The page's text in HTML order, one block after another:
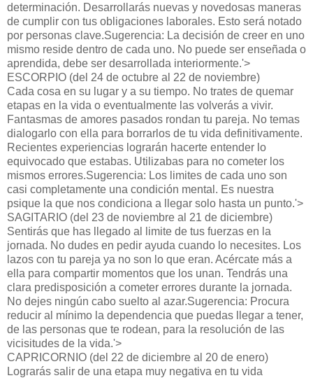
determinación. Desarrollarás nuevas y novedosas maneras
de cumplir con tus obligaciones laborales. Esto será notado
por personas clave.Sugerencia: La decisión de creer en uno
mismo reside dentro de cada uno. No puede ser enseñada o
aprendida, debe ser desarrollada interiormente.'>
ESCORPIO (del 24 de octubre al 22 de noviembre)
Cada cosa en su lugar y a su tiempo. No trates de quemar
etapas en la vida o eventualmente las volverás a vivir.
Fantasmas de amores pasados rondan tu pareja. No temas
dialogarlo con ella para borrarlos de tu vida definitivamente.
Recientes experiencias lograrán hacerte entender lo
equivocado que estabas. Utilizabas para no cometer los
mismos errores.Sugerencia: Los limites de cada uno son
casi completamente una condición mental. Es nuestra
psique la que nos condiciona a llegar solo hasta un punto.'>
SAGITARIO (del 23 de noviembre al 21 de diciembre)
Sentirás que has llegado al limite de tus fuerzas en la
jornada. No dudes en pedir ayuda cuando lo necesites. Los
lazos con tu pareja ya no son lo que eran. Acércate más a
ella para compartir momentos que los unan. Tendrás una
clara predisposición a cometer errores durante la jornada.
No dejes ningún cabo suelto al azar.Sugerencia: Procura
reducir al mínimo la dependencia que puedas llegar a tener,
de las personas que te rodean, para la resolución de las
vicisitudes de la vida.'>
CAPRICORNIO (del 22 de diciembre al 20 de enero)
Lograrás salir de una etapa muy negativa en tu vida